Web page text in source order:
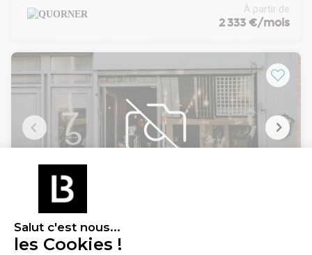
Salut c'est nous...
les Cookies !
SITUATION
- ZAC de la Prusse -- Béthoncourt (25) -- périphérie de
suisse à 15 km
- Environnement retail park : enseignes nationales
alimentaire, sport, bricolage, restauration
- Trafic 7 500 véhicules/jour (face avant) -- 2 panneaux
d'affichage privatifs
CONDITIONS FINANCIÈRES
- Loyer : 57 400 EUR HT-HC/an -- soit 4 783.33 EUR HT/mois
- Taxe foncière : 20 456 EUR/an -- à répartir par cellule
- Dépôt de garantie : GAPD ou caution 6 mois
- Honoraires de commercialisation : 30 % HT du loyer annuel
HT - charge preneur
À partir de
2 333 €/mois
Location Commerce 592 m²
25200 Montbéliard